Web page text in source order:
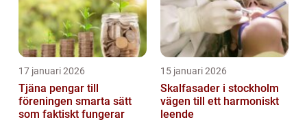
17 januari 2026
Tjäna pengar till
föreningen smarta sätt
som faktiskt fungerar
15 januari 2026
Skalfasader i stockholm
vägen till ett harmoniskt
leende